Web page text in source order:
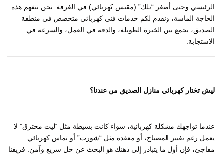
الرئيسي وحتى أصغر “بلك” (مقبس كهربائي) في الغرفة. نحن نتفهم هذه
الحاجة الماسة، ونقدم لكم خدمات فني كهربائي متخصص في منطقة
الصديق، يجمع بين الخبرة الطويلة، والدقة في العمل، والسرعة في
الاستجابة.
ليش تختار كهربائي منازل الصديق من عندنا؟
عندما تواجهك مشكلة كهربائية، سواء كانت بسيطة مثل “ليت محترق” لا
يعمل رغم تغيير المصباح، أو معقدة مثل “شورت” أو تماس كهربائي
مفاجئ، فإن أول ما يتبادر إلى ذهنك هو البحث عن حل سريع وآمن. فريقنا